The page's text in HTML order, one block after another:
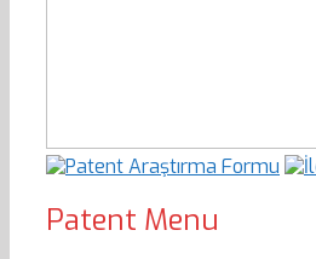
Patent Menu